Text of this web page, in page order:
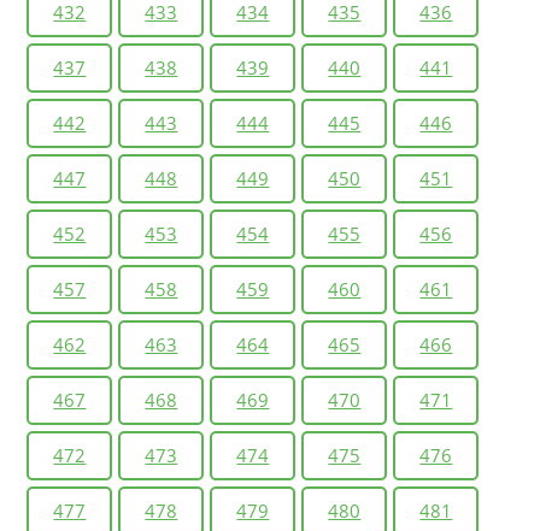
432 433 434 435 436
437 438 439 440 441
442 443 444 445 446
447 448 449 450 451
452 453 454 455 456
457 458 459 460 461
462 463 464 465 466
467 468 469 470 471
472 473 474 475 476
477 478 479 480 481